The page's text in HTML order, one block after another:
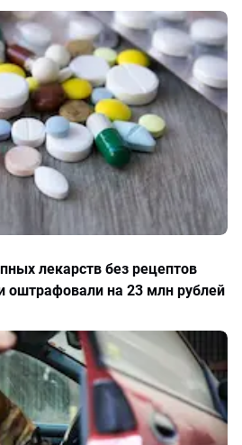
лекарств без рецептов
оштрафовали на 23 млн рублей